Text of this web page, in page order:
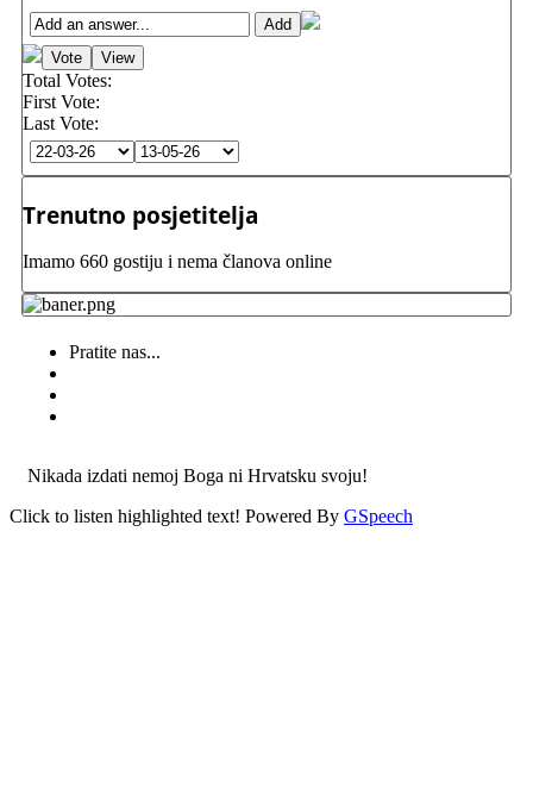
Total Votes:
First Vote:
Last Vote:
Trenutno posjetitelja
Imamo 660 gostiju i nema članova online
Pratite nas...
Nikada izdati nemoj Boga ni Hrvatsku svoju!
Click to listen highlighted text! Powered By GSpeech